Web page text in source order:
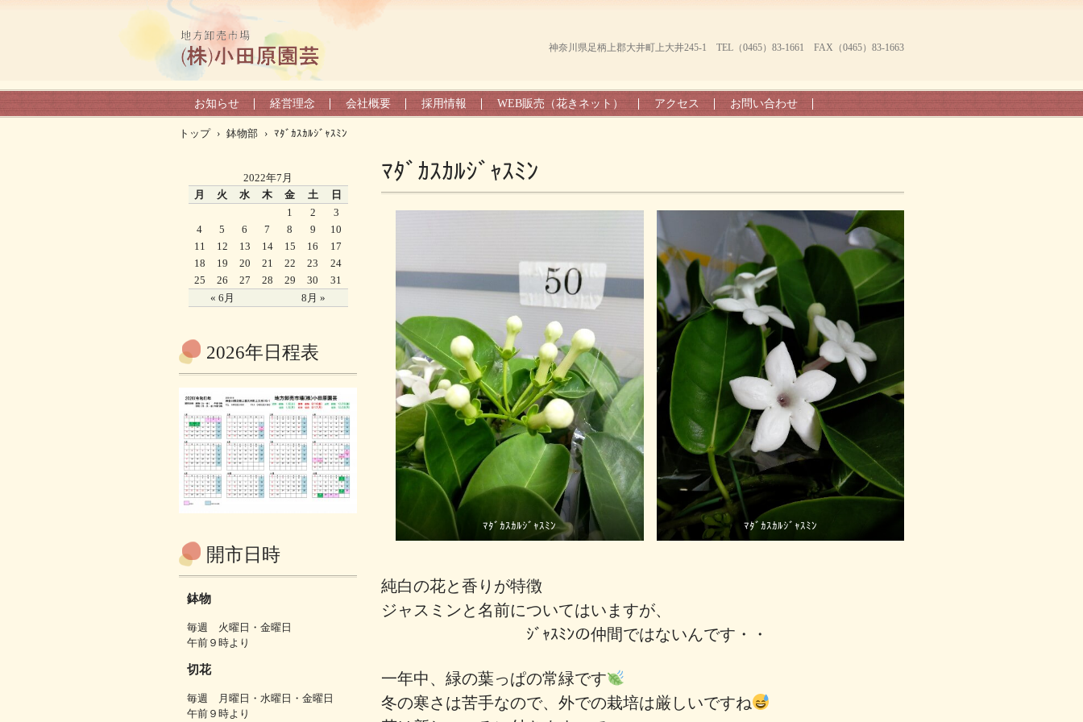
神奈川県足柄上郡大井町上大井245-1 TEL（0465）83-1661 FAX（0465）83-1663
お知らせ 経営理念 会社概要 採用情報 WEB販売（花きネット） アクセス お問い合わせ
トップ › 鉢物部 › ﾏﾀﾞｶｽｶﾙｼﾞｬｽﾐﾝ
ﾏﾀﾞｶｽｶﾙｼﾞｬｽﾐﾝ
ﾏﾀﾞｶｽｶﾙｼﾞｬｽﾐﾝ ﾏﾀﾞｶｽｶﾙｼﾞｬｽﾐﾝ
純白の花と香りが特徴
ジャスミンと名前についてはいますが、
ｼﾞｬｽﾐﾝの仲間ではないんです・・
一年中、緑の葉っぱの常緑です
冬の寒さは苦手なので、外での栽培は厳しいですね
2022年7月
月
火 水 木 金 土 日
« 6月 8月 »
1 2
3
4
5 6 7 8 9
10
11
12 13 14 15 16
17
18
19 20 21 22 23
24
25
26 27 28 29 30 31
2026年日程表
開市日時
鉢物
毎週 火曜日・金曜日
午前９時より
切花
毎週 月曜日・水曜日・金曜日
午前９時より